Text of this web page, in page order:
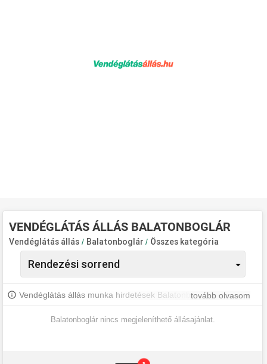
VENDÉGLÁTÁS ÁLLÁS BALATONBOGLÁR
Vendéglátás állás / Balatonboglár/ Összes kategória
Vendéglátás állás munka hirdetések Balatonbogláron és
tovább olvasom
Balatonboglár nincs megjeleníthető állásajánlat.